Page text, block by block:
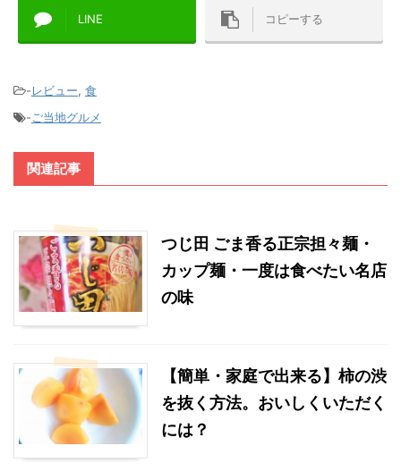
LINE コピーする
-レビュー, 食
- ご当地グルメ
関連記事
つじ田 ごま香る正宗担々麺・
カップ麺・一度は食べたい名店
の味
【簡単・家庭で出来る】柿の渋
を抜く方法。おいしくいただく
には？